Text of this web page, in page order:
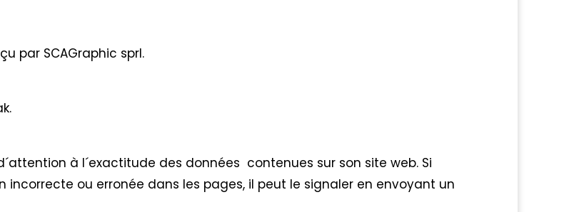
par SCAGraphic sprl.
à l´exactitude des données contenues sur son site web. Si
ou erronée dans les pages, il peut le signaler en envoyant un